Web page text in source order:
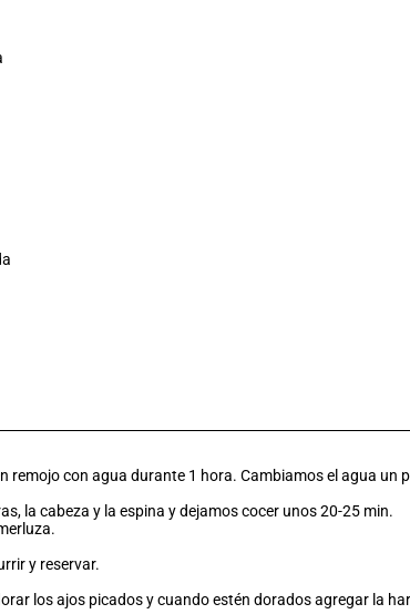
remojo con agua durante 1 hora. Cambiamos el agua un
la cabeza y la espina y dejamos cocer unos 20-25 min.
y reservar.
los ajos picados y cuando estén dorados agregar la